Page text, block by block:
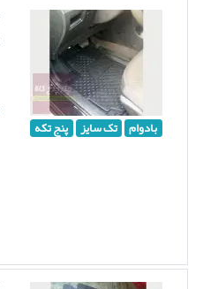
بادوام تک سایز پنج تکه